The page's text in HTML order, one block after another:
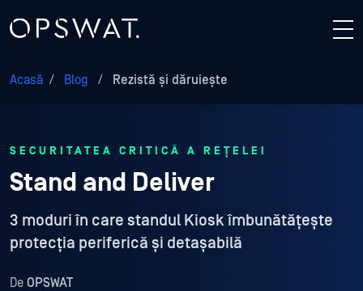
Acasă / Blog / Rezistă și dăruiește
SECURITATEA CRITICĂ A REȚELEI
Stand and Deliver
3 moduri în care standul Kiosk îmbunătățește
protecția periferică și detașabilă
De OPSWAT